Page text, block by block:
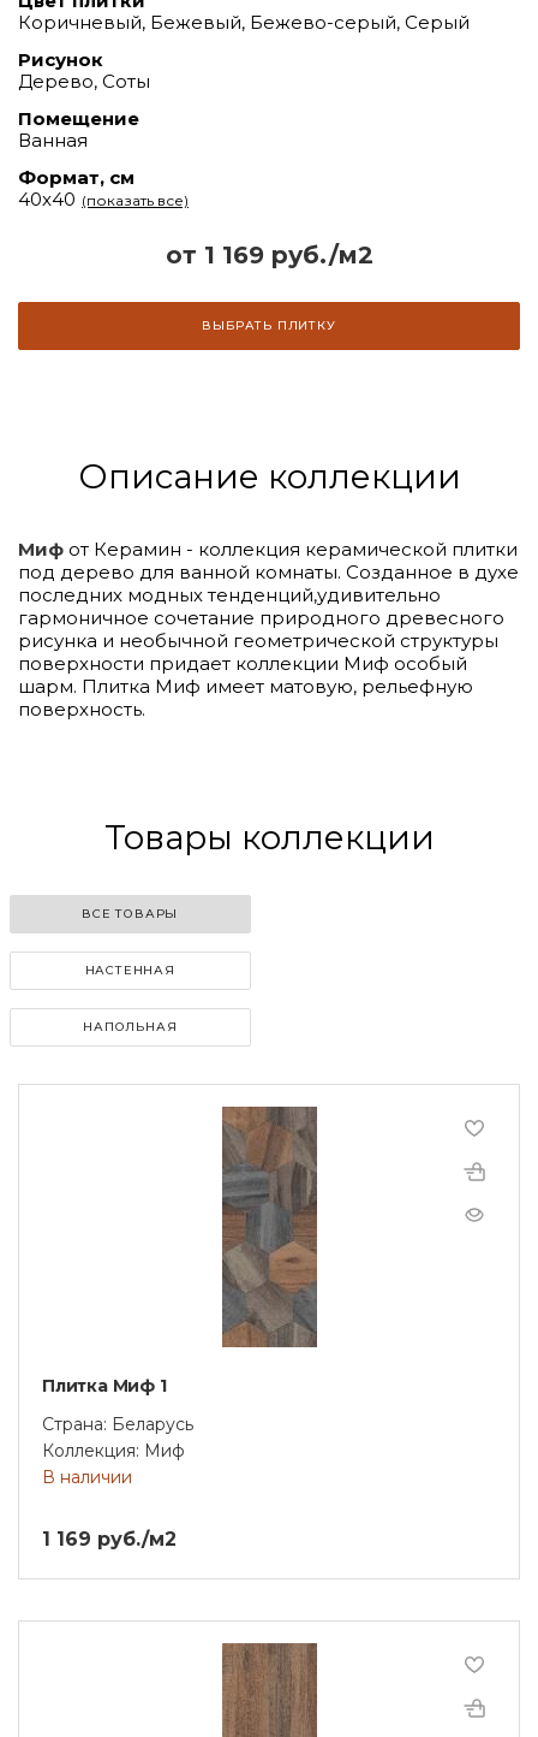
от 1 169 руб./м2
ВЫБРАТЬ ПЛИТКУ
Коричневый, Бежевый, Бежево-серый, Серый
Рисунок
Дерево, Соты
Помещение
Ванная
Формат, см
40x40 (показать все)
Описание коллекции
Миф от Керамин - коллекция керамической плитки
под дерево для ванной комнаты. Созданное в духе
последних модных тенденций,удивительно
гармоничное сочетание природного древесного
рисунка и необычной геометрической структуры
поверхности придает коллекции Миф особый
шарм. Плитка Миф имеет матовую, рельефную
поверхность.
Товары коллекции
ВСЕ ТОВАРЫ
НАСТЕННАЯ
НАПОЛЬНАЯ
Плитка Миф 1
Страна: Беларусь
Коллекция: Миф
В наличии
1 169 руб./м2